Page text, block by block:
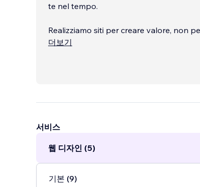
te nel tempo.
Realizziamo siti per creare valore, non
attenzione ai dettagli, accompagnando
더보기
서비스
웹 디자인 (5)
기본 (9)